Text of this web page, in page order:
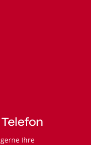
Ihre